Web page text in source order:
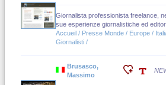
Giornalista professionista freelance,
sue esperienze giornalistiche ed
Accueil / Presse Monde / Europe /
Giornalisti /
Brusasco,
Massimo